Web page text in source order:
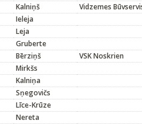
Kalniņš
Vidzemes
Ieleja
Leja
Gruberte
Bērziņš
VSK Noskrien
Mirkšs
Kalniņa
Sņegovičs
Līce-Krūze
Nereta